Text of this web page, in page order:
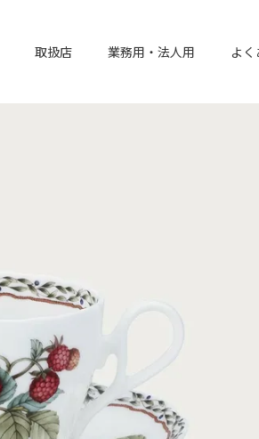
取扱店 業務用・法人用 よ